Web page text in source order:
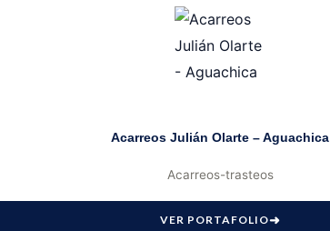
Acarreos Julián Olarte – Aguachica
Acarreos-trasteos
VER PORTAFOLIO